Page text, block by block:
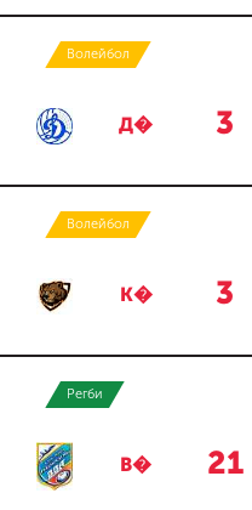
Волейбол
Д� 3
Волейбол
К� 3
Регби
В� 21